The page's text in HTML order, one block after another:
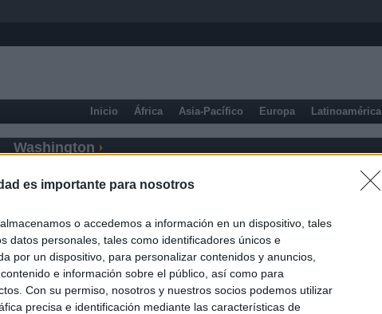
es importante para nosotros
o accedemos a información en un dispositivo, tales
datos personales, tales como identificadores únicos e
por un dispositivo, para personalizar contenidos y anuncios,
e información sobre el público, así como para
Con su permiso, nosotros y nuestros socios podemos utilizar
precisa e identificación mediante las características de
Inicio África Asia-Pacífico Europa Latinoamérica
Washington